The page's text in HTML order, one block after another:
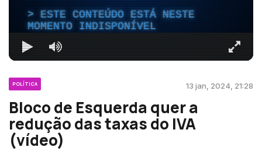
ESTE CONTEÚDO ESTÁ NESTE
MOMENTO INDISPONÍVEL
POLÍTICA 13 jan, 2024, 21:28
Bloco de Esquerda quer a
redução das taxas do IVA
(vídeo)